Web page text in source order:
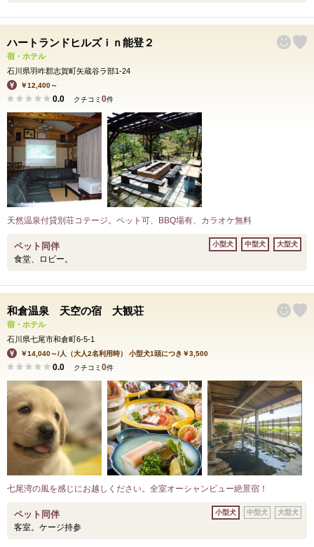
ハートランドヒルズｉｎ能登２
宿・ホテル
石川県羽咋郡志賀町矢蔵谷ラ部1-24
￥12,400～
0.0 クチコミ 0件
天然温泉付貸別荘コテージ。ペット可、BBQ場有、カラオケ無料
ペット同伴
食堂、ロビー。
小型犬 中型犬 大型犬
和倉温泉 天空の宿 大観荘
宿・ホテル
石川県七尾市和倉町6-5-1
￥14,040～/人（大人2名利用時） 小型犬1頭につき￥3,500
0.0 クチコミ 0件
七尾湾の風を感じにお越しください。全室オーシャンビュー絶景宿！
ペット同伴
客室。ケージ持参
小型犬 中型犬 大型犬